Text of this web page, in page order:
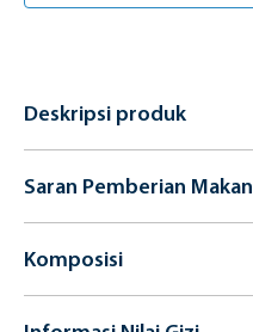
Deskripsi produk
Saran Pemberian Makan
Komposisi